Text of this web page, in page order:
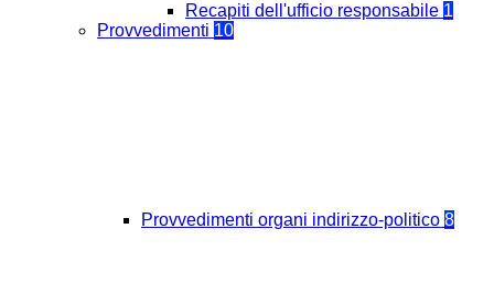
Recapiti dell'ufficio responsabile 1
Provvedimenti 10
Provvedimenti organi indirizzo-politico 8